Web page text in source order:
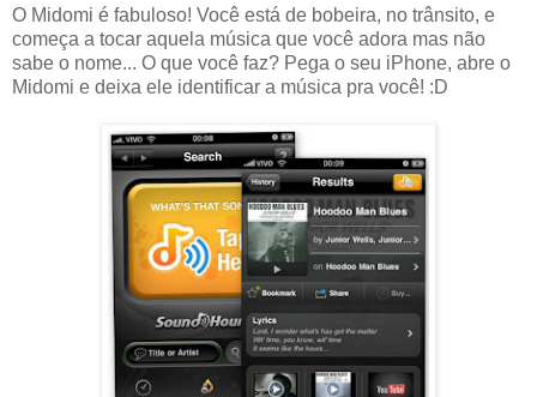
O Midomi é fabuloso! Você está de bobeira, no trânsito, e
começa a tocar aquela música que você adora mas não
sabe o nome... O que você faz? Pega o seu iPhone, abre o
Midomi e deixa ele identificar a música pra você! :D